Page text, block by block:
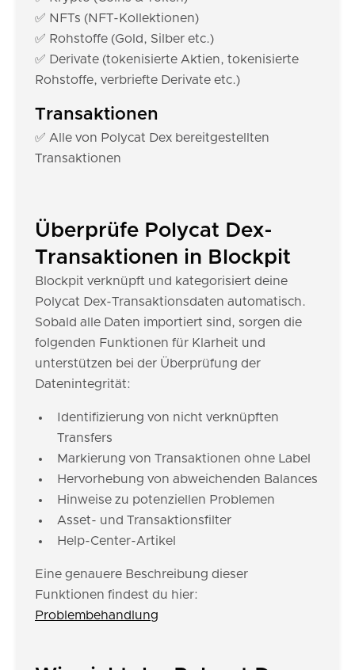
✅ NFTs (NFT-Kollektionen)
✅ Rohstoffe (Gold, Silber etc.)
✅ Derivate (tokenisierte Aktien, tokenisierte
Rohstoffe, verbriefte Derivate etc.)
Transaktionen
✅ Alle von Polycat Dex bereitgestellten
Transaktionen
Überprüfe Polycat Dex-
Transaktionen in Blockpit
Blockpit verknüpft und kategorisiert deine
Polycat Dex-Transaktionsdaten automatisch.
Sobald alle Daten importiert sind, sorgen die
folgenden Funktionen für Klarheit und
unterstützen bei der Überprüfung der
Datenintegrität:
Identifizierung von nicht verknüpften
Transfers
Markierung von Transaktionen ohne Label
Hervorhebung von abweichenden Balances
Hinweise zu potenziellen Problemen
Asset- und Transaktionsfilter
Help-Center-Artikel
Eine genauere Beschreibung dieser
Funktionen findest du hier:
Problembehandlung